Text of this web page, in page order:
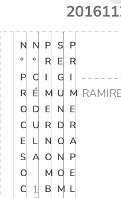
N
°
P
R
O
C
E
S
O
C
N
°
C
É
D
U
L
A
1
P
R
I
M
E
R
N
O
M
B
S
E
G
U
N
D
O
N
O
M
P
R
I
M
E
R
A
P
E
L